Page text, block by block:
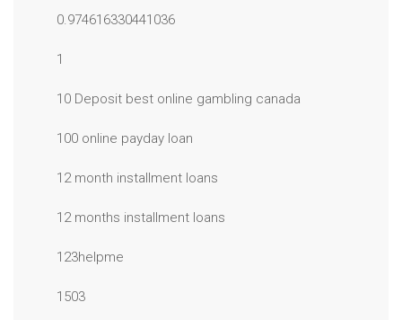
0.974616330441036
1
10 Deposit best online gambling canada
100 online payday loan
12 month installment loans
12 months installment loans
123helpme
1503